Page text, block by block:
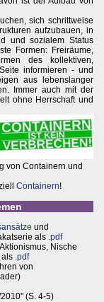
sich schrittweise
aufzubauen, in
und sozialem Status
Formen: Freiräume,
des kollektiven,
informieren - und
aus lebenslanger
Immer auch mit der
ohne Herrschaft und
von Containern und
Containern!
und
als .pdf
Nische
als .pdf
von
(S. 4-5)